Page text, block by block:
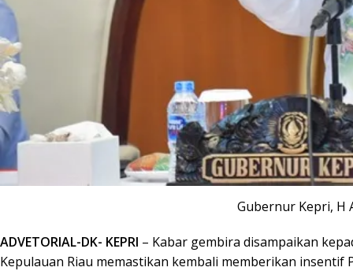
Gubernur Kepri, H
ADVETORIAL-DK- KEPRI – Kabar gembira disampaikan
Kepulauan Riau memastikan kembali memberikan insentif